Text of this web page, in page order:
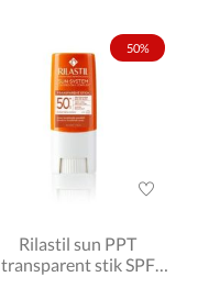
50%
Rilastil sun PPT
transparent stik SPF